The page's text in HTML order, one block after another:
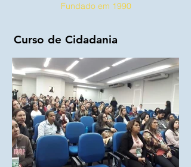
Fundado em 1990
Curso de Cidadania